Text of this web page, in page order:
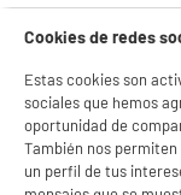
★★★★★
★★★★★
4.8/5( 4)
compare_product
Cookies de redes
Estas cookies son
sociales que hemos
oportunidad de
También nos
un perfil de tus